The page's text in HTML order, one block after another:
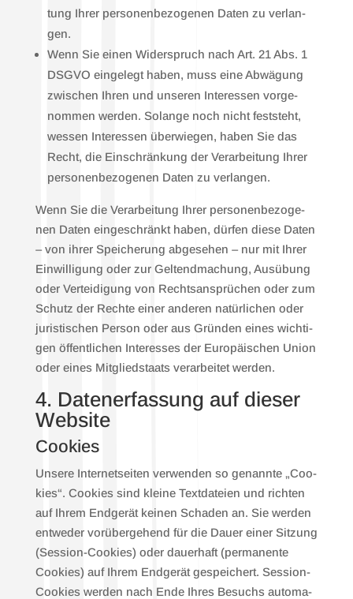
tung Ihrer per­so­nen­be­zo­ge­nen Daten zu ver­lan­
gen.
Wenn Sie einen Wider­spruch nach Art. 21 Abs. 1
DSGVO ein­ge­legt haben, muss eine Abwä­gung
zwi­schen Ihren und unse­ren Inter­es­sen vor­ge­
nom­men wer­den. Solan­ge noch nicht fest­steht,
wes­sen Inter­es­sen über­wie­gen, haben Sie das
Recht, die Ein­schrän­kung der Ver­ar­bei­tung Ihrer
per­so­nen­be­zo­ge­nen Daten zu ver­lan­gen.
Wenn Sie die Ver­ar­bei­tung Ihrer per­so­nen­be­zo­ge­
nen Daten ein­ge­schränkt haben, dür­fen die­se Daten
– von ihrer Spei­che­rung abge­se­hen – nur mit Ihrer
Ein­wil­li­gung oder zur Gel­tend­ma­chung, Aus­übung
oder Ver­tei­di­gung von Rechts­an­sprü­chen oder zum
Schutz der Rech­te einer ande­ren natür­li­chen oder
juris­ti­schen Per­son oder aus Grün­den eines wich­ti­
gen öffent­li­chen Inter­es­ses der Euro­päi­schen Uni­on
oder eines Mit­glied­staats ver­ar­bei­tet wer­den.
4. Daten­er­fas­sung auf die­ser
Web­site
Coo­kies
Unse­re Inter­net­sei­ten ver­wen­den so genann­te „Coo­
kies“. Coo­kies sind klei­ne Text­da­tei­en und rich­ten
auf Ihrem End­ge­rät kei­nen Scha­den an. Sie wer­den
ent­we­der vor­über­ge­hend für die Dau­er einer Sit­zung
(Ses­si­on-Coo­kies) oder dau­er­haft (per­ma­nen­te
Coo­kies) auf Ihrem End­ge­rät gespei­chert. Ses­si­on-
Coo­kies wer­den nach Ende Ihres Besuchs auto­ma­